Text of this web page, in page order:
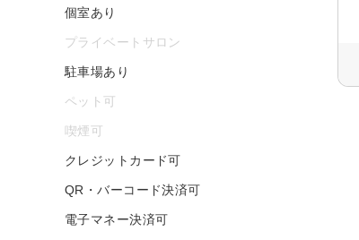
個室あり
プライベートサロン
駐車場あり
ペット可
喫煙可
クレジットカード可
QR・バーコード決済可
電子マネー決済可